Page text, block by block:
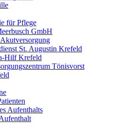
für Pflege
GmbH
St. Augustin Krefeld
Hilf Krefeld
Tönisvorst
Aufenthalts